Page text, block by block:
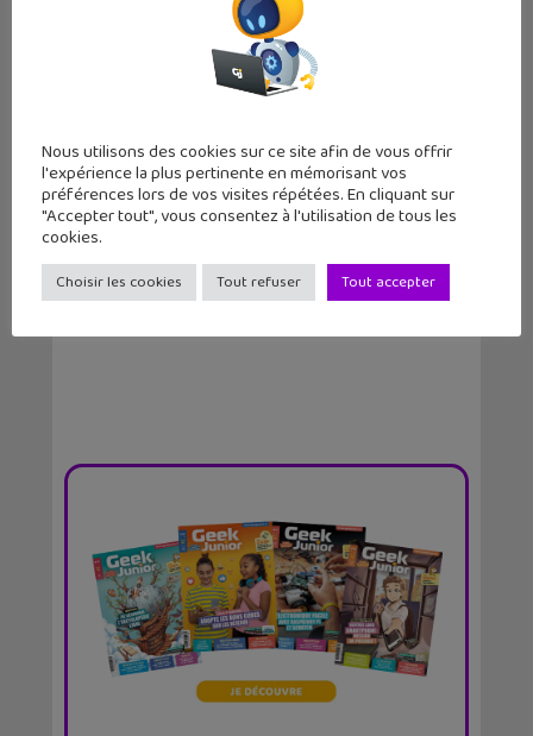
Vocageek #42 : c’est quoi un système
d’exploitatio...
Nous utilisons des cookies sur ce site afin de vous offrir
l'expérience la plus pertinente en mémorisant vos
préférences lors de vos visites répétées. En cliquant sur
"Accepter tout", vous consentez à l'utilisation de tous les
cookies.
Choisir les cookies Tout refuser Tout accepter